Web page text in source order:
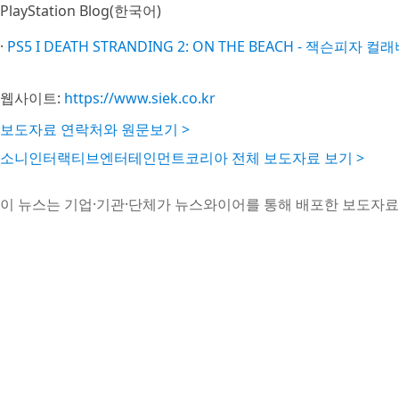
PlayStation Blog(한국어)
· PS5 I DEATH STRANDING 2: ON THE BEACH - 잭슨피자 컬
웹사이트: https://www.siek.co.kr
보도자료 연락처와 원문보기 >
소니인터랙티브엔터테인먼트코리아 전체 보도자료 보기 >
이 뉴스는 기업·기관·단체가 뉴스와이어를 통해 배포한 보도자